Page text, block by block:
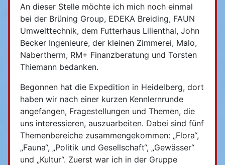
An dieser Stelle möchte ich mich noch einmal
bei der Brüning Group, EDEKA Breiding, FAUN
Umwelttechnik, dem Futterhaus Lilienthal, John
Becker Ingenieure, der kleinen Zimmerei, Malo,
Nabertherm, RM+ Finanzberatung und Torsten
Thiemann bedanken.
Begonnen hat die Expedition in Heidelberg, dort
haben wir nach einer kurzen Kennlernrunde
angefangen, Fragestellungen und Themen, die
uns interessieren, auszuarbeiten. Dabei sind fünf
Themenbereiche zusammengekommen: „Flora“,
„Fauna“, „Politik und Gesellschaft“, „Gewässer“
und „Kultur“. Zuerst war ich in der Gruppe